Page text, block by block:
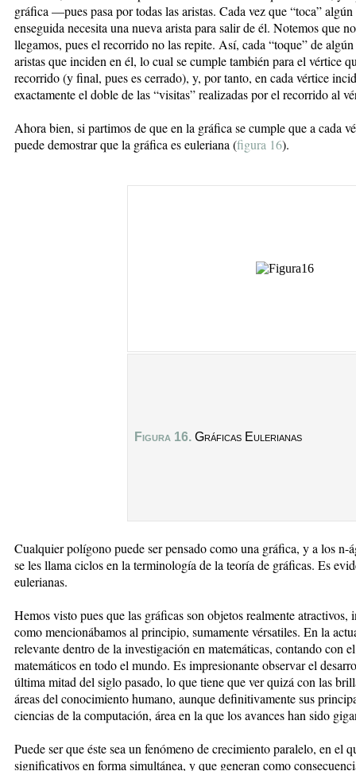
gráfica —pues pasa por todas las aristas. Cada vez que “toca”
enseguida necesita una nueva arista para salir de él. Notemos que
llegamos, pues el recorrido no las repite. Así, cada “toque” de
aristas que inciden en él, lo cual se cumple también para el vértice
recorrido (y final, pues es cerrado), y, por tanto, en cada vértice
exactamente el doble de las “visitas” realizadas por el recorrido al
Ahora bien, si partimos de que en la gráfica se cumple que a cada
puede demostrar que la gráfica es euleriana (figura 16).
Figura 16. Gráficas Eulerianas
Cualquier polígono puede ser pensado como una gráfica, y a los n-
se les llama ciclos en la terminología de la teoría de gráficas. Es
eulerianas.
Hemos visto pues que las gráficas son objetos realmente
como mencionábamos al principio, sumamente vérsatiles. En la
relevante dentro de la investigación en matemáticas, contando con
matemáticos en todo el mundo. Es impresionante observar el
última mitad del siglo pasado, lo que tiene que ver quizá con las
áreas del conocimiento humano, aunque definitivamente sus
ciencias de la computación, área en la que los avances han sido
Puede ser que éste sea un fenómeno de crecimiento paralelo, en el
significativos en forma simultánea, y que generan como